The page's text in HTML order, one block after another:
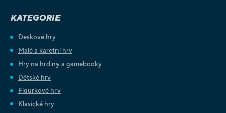
KATEGORIE
Deskové hry
Malé a karetní hry
Hry na hrdiny a gamebooky
Dětské hry
Figurkové hry
Klasické hry